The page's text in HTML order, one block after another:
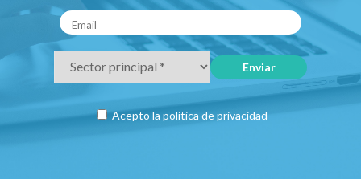
Acepto la política de privacidad